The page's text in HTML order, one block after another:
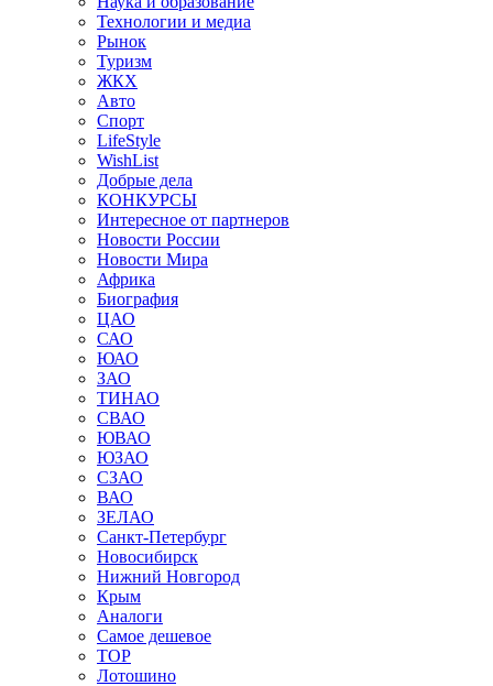
Технологии и медиа
Рынок
Туризм
ЖКХ
Авто
Спорт
LifeStyle
WishList
Добрые дела
КОНКУРСЫ
Интересное от партнеров
Новости России
Новости Мира
Африка
Биография
ЦАО
САО
ЮАО
ЗАО
ТИНАО
СВАО
ЮВАО
ЮЗАО
СЗАО
ВАО
ЗЕЛАО
Санкт-Петербург
Новосибирск
Нижний Новгород
Крым
Аналоги
Самое дешевое
TOP
Лотошино